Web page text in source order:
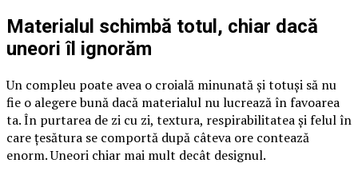
Materialul schimbă totul, chiar dacă
uneori îl ignorăm
Un compleu poate avea o croială minunată și totuși să nu
fie o alegere bună dacă materialul nu lucrează în favoarea
ta. În purtarea de zi cu zi, textura, respirabilitatea și felul în
care țesătura se comportă după câteva ore contează
enorm. Uneori chiar mai mult decât designul.